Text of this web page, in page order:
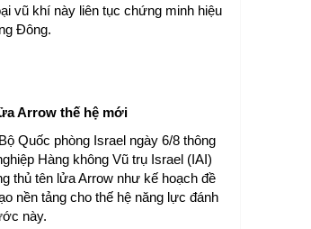
vũ khí này liên tục chứng minh hiệu
Đông.
Arrow thế hệ mới
Quốc phòng Israel ngày 6/8 thông
Hàng không Vũ trụ Israel (IAI)
thủ tên lửa Arrow như kế hoạch đề
nền tảng cho thế hệ năng lực đánh
này.